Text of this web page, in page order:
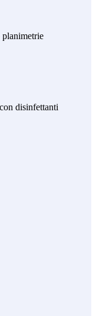
planimetrie
disinfettanti